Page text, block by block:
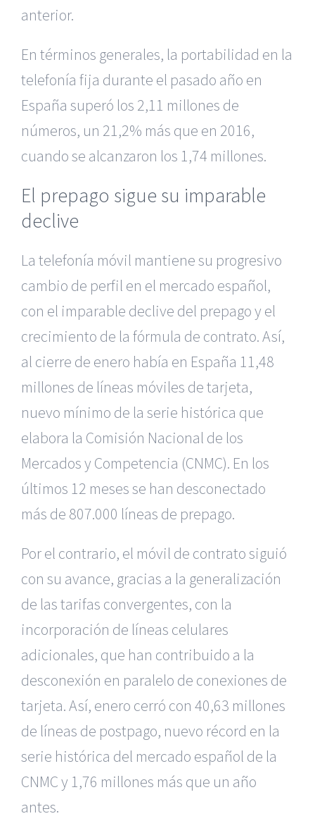
anterior.
En términos generales, la portabilidad en la
telefonía fija durante el pasado año en
España superó los 2,11 millones de
números, un 21,2% más que en 2016,
cuando se alcanzaron los 1,74 millones.
El prepago sigue su imparable
declive
La telefonía móvil mantiene su progresivo
cambio de perfil en el mercado español,
con el imparable declive del prepago y el
crecimiento de la fórmula de contrato. Así,
al cierre de enero había en España 11,48
millones de líneas móviles de tarjeta,
nuevo mínimo de la serie histórica que
elabora la Comisión Nacional de los
Mercados y Competencia (CNMC). En los
últimos 12 meses se han desconectado
más de 807.000 líneas de prepago.
Por el contrario, el móvil de contrato siguió
con su avance, gracias a la generalización
de las tarifas convergentes, con la
incorporación de líneas celulares
adicionales, que han contribuido a la
desconexión en paralelo de conexiones de
tarjeta. Así, enero cerró con 40,63 millones
de líneas de postpago, nuevo récord en la
serie histórica del mercado español de la
CNMC y 1,76 millones más que un año
antes.